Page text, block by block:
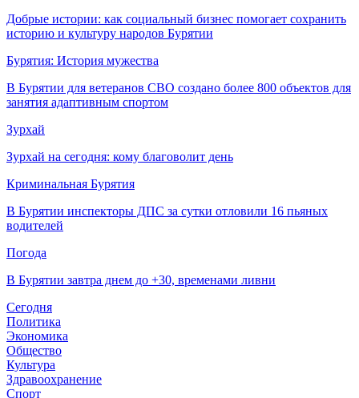
Добрые истории: как социальный бизнес помогает сохранить
историю и культуру народов Бурятии
Бурятия: История мужества
В Бурятии для ветеранов СВО создано более 800 объектов для
занятия адаптивным спортом
Зурхай
Зурхай на сегодня: кому благоволит день
Криминальная Бурятия
В Бурятии инспекторы ДПС за сутки отловили 16 пьяных
водителей
Погода
В Бурятии завтра днем до +30, временами ливни
Сегодня
Политика
Экономика
Общество
Культура
Здравоохранение
Спорт